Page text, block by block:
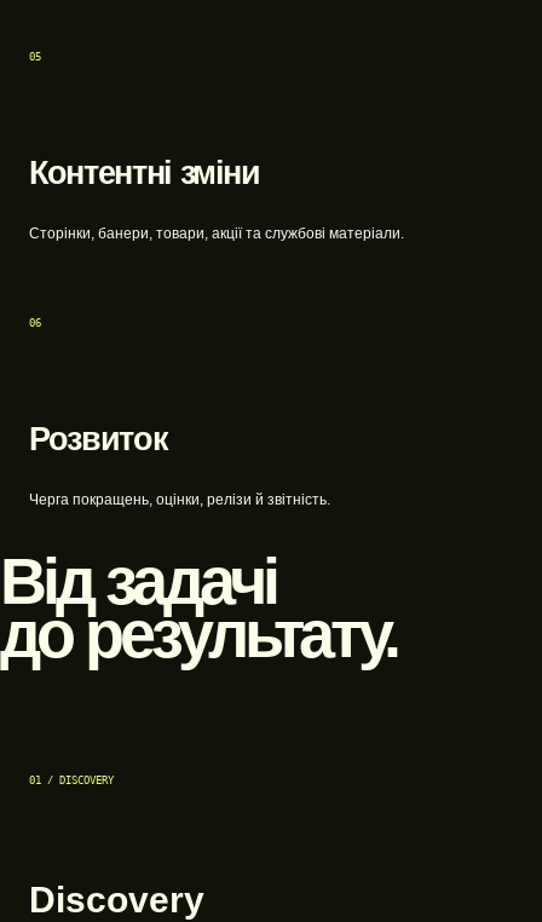
05
Контентні зміни
Сторінки, банери, товари, акції та службові матеріали.
06
Розвиток
Черга покращень, оцінки, релізи й звітність.
Від задачі
до результату.
01 / DISCOVERY
Discovery